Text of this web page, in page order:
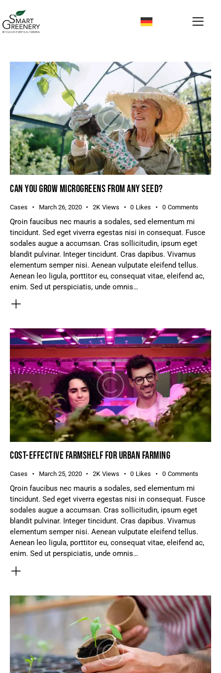
CAN YOU GROW MICROGREENS FROM ANY SEED?
Cases March 26, 2020 2K Views 0 Likes 0 Comments
Qroin faucibus nec mauris a sodales, sed elementum mi
tincidunt. Sed eget viverra egestas nisi in consequat. Fusce
sodales augue a accumsan. Cras sollicitudin, ipsum eget
blandit pulvinar. Integer tincidunt. Cras dapibus. Vivamus
elementum semper nisi. Aenean vulputate eleifend tellus.
Aenean leo ligula, porttitor eu, consequat vitae, eleifend ac,
enim. Sed ut perspiciatis, unde omnis…
COST-EFFECTIVE FARMSHELF FOR URBAN FARMING
Cases March 25, 2020 2K Views 0 Likes 0 Comments
Qroin faucibus nec mauris a sodales, sed elementum mi
tincidunt. Sed eget viverra egestas nisi in consequat. Fusce
sodales augue a accumsan. Cras sollicitudin, ipsum eget
blandit pulvinar. Integer tincidunt. Cras dapibus. Vivamus
elementum semper nisi. Aenean vulputate eleifend tellus.
Aenean leo ligula, porttitor eu, consequat vitae, eleifend ac,
enim. Sed ut perspiciatis, unde omnis…